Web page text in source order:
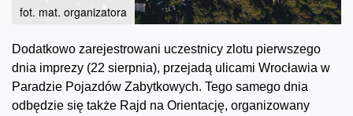
fot. mat. organizatora
Dodatkowo zarejestrowani uczestnicy zlotu pierwszego
dnia imprezy (22 sierpnia), przejadą ulicami Wrocławia w
Paradzie Pojazdów Zabytkowych. Tego samego dnia
odbędzie się także Rajd na Orientację, organizowany